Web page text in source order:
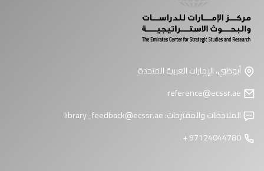
أبوظبي، الإمارات العربية المتحدة
الملاحظات والمقترحات:library_feedback@ecssr.ae